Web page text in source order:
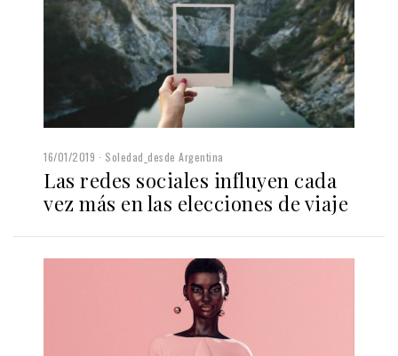
16/01/2019 Soledad_desde Argentina
Las redes sociales influyen cada
vez más en las elecciones de viaje